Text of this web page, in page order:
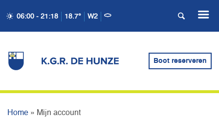
06:00 - 21:18 18.7° W2
Boot reserveren
Home » Mijn account